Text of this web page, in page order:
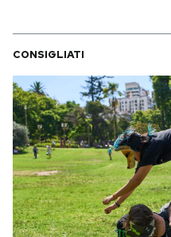
CONSIGLIATI